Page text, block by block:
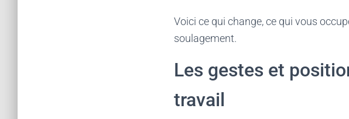
Voici ce qui change, ce qui vous
soulagement.
Les gestes et
travail